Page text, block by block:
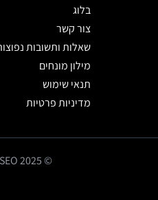
בלוג
צור קשר
שאלות ותשובות
מילון מונחים
תנאי שימוש
מדיניות פרטיות
© 2025 Dreamview SEO. כל הזכויות שמורות.